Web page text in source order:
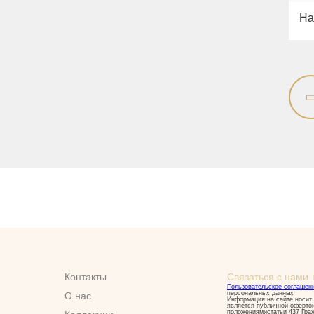
Контакты
О нас
Связаться с нами
Пользовательское
персональных данных
Информация на сайте носит
является публичной
положениямистатьи 437